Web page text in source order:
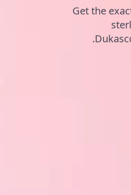
Get the